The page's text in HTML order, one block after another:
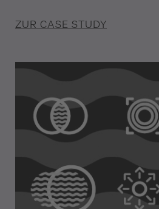
ZUR CASE STUDY